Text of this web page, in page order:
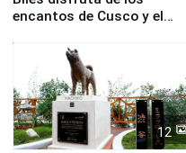
encantos de Cusco y el
12